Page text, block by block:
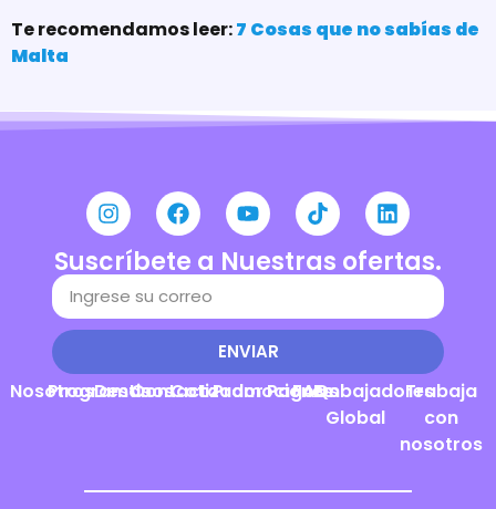
Te recomendamos leer:7 Cosas que no sabías de
Malta
Suscríbete a Nuestras ofertas.
ENVIAR
Nosotros
Programas
Destinos
Contacto
Cotizador
Promociones
Pagos
FAQs
Embajadores
Global
Trabaja
con
nosotros